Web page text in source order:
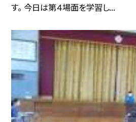
す。 今日は第４場面を学習し...